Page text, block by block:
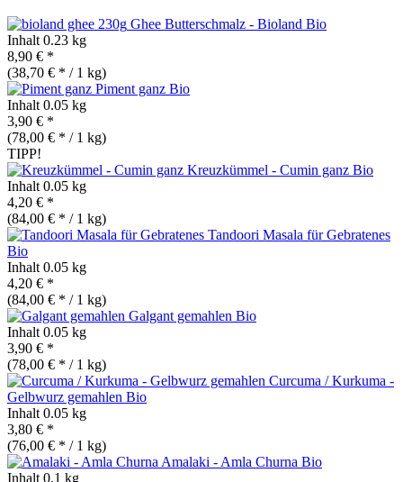
Ghee Butterschmalz - Bioland Bio
Inhalt 0.23 kg
8,90 € *
(38,70 € * / 1 kg)
Piment ganz Bio
Inhalt 0.05 kg
3,90 € *
(78,00 € * / 1 kg)
TIPP!
Kreuzkümmel - Cumin ganz Bio
Inhalt 0.05 kg
4,20 € *
(84,00 € * / 1 kg)
Tandoori Masala für Gebratenes
Bio
Inhalt 0.05 kg
4,20 € *
(84,00 € * / 1 kg)
Galgant gemahlen Bio
Inhalt 0.05 kg
3,90 € *
(78,00 € * / 1 kg)
Curcuma / Kurkuma -
Gelbwurz gemahlen Bio
Inhalt 0.05 kg
3,80 € *
(76,00 € * / 1 kg)
Amalaki - Amla Churna Bio
Inhalt 0.1 kg